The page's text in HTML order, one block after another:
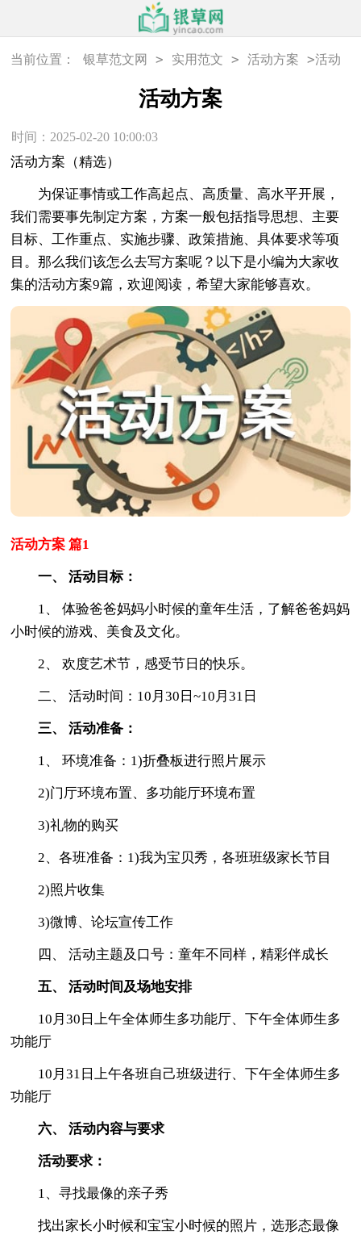
当前位置： 银草范文网 > 实用范文 > 活动方案 >活动
活动方案
时间：2025-02-20 10:00:03
活动方案（精选）
为保证事情或工作高起点、高质量、高水平开展，
我们需要事先制定方案，方案一般包括指导思想、主要
目标、工作重点、实施步骤、政策措施、具体要求等项
目。那么我们该怎么去写方案呢？以下是小编为大家收
集的活动方案9篇，欢迎阅读，希望大家能够喜欢。
活动方案 篇1
一、 活动目标：
1、 体验爸爸妈妈小时候的童年生活，了解爸爸妈妈
小时候的游戏、美食及文化。
2、 欢度艺术节，感受节日的快乐。
二、 活动时间：10月30日~10月31日
三、 活动准备：
1、 环境准备：1)折叠板进行照片展示
2)门厅环境布置、多功能厅环境布置
3)礼物的购买
2、各班准备：1)我为宝贝秀，各班班级家长节目
2)照片收集
3)微博、论坛宣传工作
四、 活动主题及口号：童年不同样，精彩伴成长
五、 活动时间及场地安排
10月30日上午全体师生多功能厅、下午全体师生多
功能厅
10月31日上午各班自己班级进行、下午全体师生多
功能厅
六、 活动内容与要求
活动要求：
1、寻找最像的亲子秀
找出家长小时候和宝宝小时候的照片，选形态最像